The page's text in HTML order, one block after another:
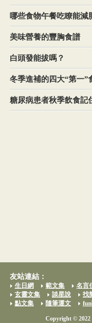
哪些食物午餐吃瞭能減
美味營養的豐胸食譜
白頭發能拔嗎？
冬季進補的四大“第一”
糖尿病患者秋季飲食記
友站連結：
生日網 範文集 名言
玄靈文集
談星說 找
點文集
隨筆運文
Copyright © 2022